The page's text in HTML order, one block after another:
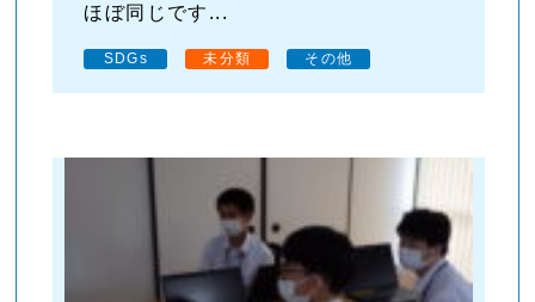
ほぼ同じです...
SDGs 未分類 その他